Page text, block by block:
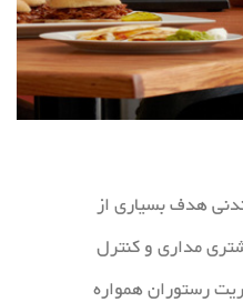
هدف بسیاری از
مداری و کنترل
رستوران همواره